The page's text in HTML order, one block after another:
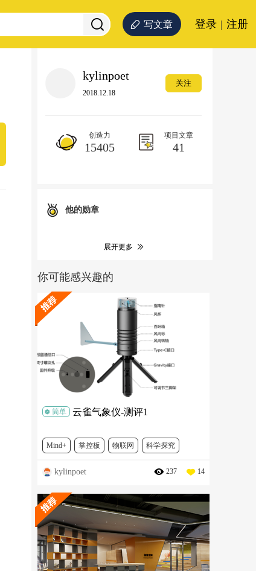
写文章 登录 | 注册
kylinpoet
2018.12.18
关注
创造力
15405
项目文章
41
他的勋章
展开更多
你可能感兴趣的
简单 云雀气象仪-测评1
Mind+ 掌控板 物联网 科学探究
kylinpoet 237 14